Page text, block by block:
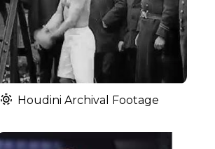
Houdini Archival Footage